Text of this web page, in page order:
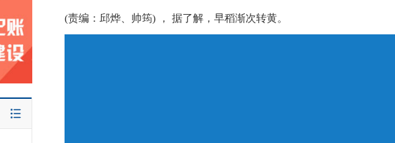
(责编：邱烨、帅筠) ， 据了解，早稻渐次转黄。